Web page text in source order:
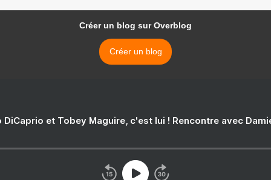
Créer un blog sur Overblog
Créer un blog
DiCaprio et Tobey Maguire, c'est lui ! Rencontre avec